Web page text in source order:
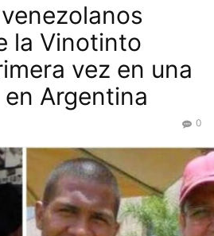
la Vinotinto
vez en una
Argentina
0